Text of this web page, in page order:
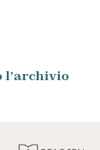
l’archivio